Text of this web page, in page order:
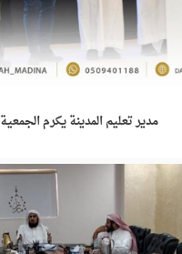
مدير تعليم المدينة يكرم الجمعية